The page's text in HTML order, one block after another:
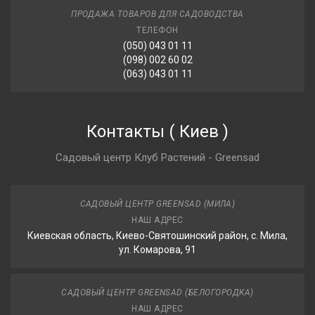
ПРОДАЖА ТОВАРОВ ДЛЯ САДОВОДСТВА
ТЕЛЕФОН
(050) 043 01 11
(098) 002 60 02
(063) 043 01 11
Контакты ( Киев )
Садовый центр Клуб Растений - Greensad
САДОВЫЙ ЦЕНТР GREENSAD (МИЛА)
НАШ АДРЕС
Киевская область, Киево-Святошинский район, с. Мила,
ул. Комарова, 91
САДОВЫЙ ЦЕНТР GREENSAD (БЕЛОГОРОДКА)
НАШ АДРЕС